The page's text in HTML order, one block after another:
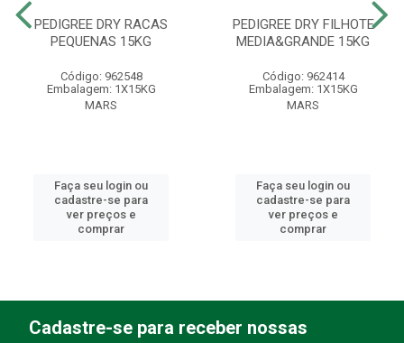
PEDIGREE DRY RACAS
PEQUENAS 15KG
Código: 962548
Embalagem: 1X15KG
MARS
Faça seu login ou
cadastre-se para
ver preços e
comprar
PEDIGREE DRY FILHOTE
MEDIA&GRANDE 15KG
Código: 962414
Embalagem: 1X15KG
MARS
Faça seu login ou
cadastre-se para
ver preços e
comprar
Cadastre-se para receber nossas